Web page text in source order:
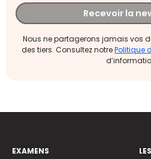
Recevoir la
Nous ne partagerons jamais vos
des tiers. Consultez notrePolitique
EXAMENS